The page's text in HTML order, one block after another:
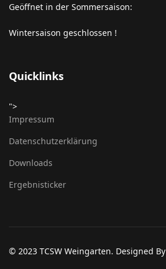
Geöffnet in der Sommersaison:
Wintersaison geschlossen !
Quicklinks
">
Impressum
Datenschutzerklärung
Downloads
Ergebnisticker
© 2023 TCSW Weingarten. Designed By